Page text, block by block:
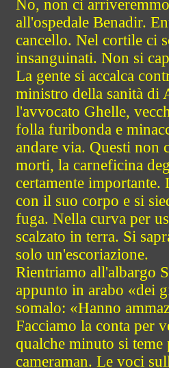
No, non ci
all'ospedale Benadir.
cancello. Nel cortile ci
insanguinati. Non si
La gente si accalca
ministro della sanità di
l'avvocato Ghelle,
folla furibonda e
andare via. Questi non
morti, la carneficina
certamente
con il suo corpo e si
fuga. Nella curva per
scalzato in terra. Si
solo un'escoriazione.
Rientriamo all'albargo
appunto in arabo «dei
somalo: «Hanno
Facciamo la conta per
qualche minuto si
cameraman. Le voci